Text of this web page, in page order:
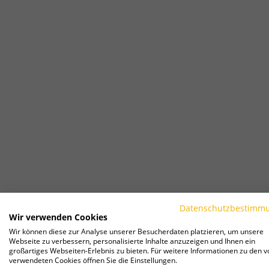
Wir verwenden Cookies
Wir können diese zur Analyse unserer Besucherdaten platzieren, um unsere
Webseite zu verbessern, personalisierte Inhalte anzuzeigen und Ihnen ein
großartiges Webseiten-Erlebnis zu bieten. Für weitere Informationen zu den
verwendeten Cookies öffnen Sie die Einstellungen.